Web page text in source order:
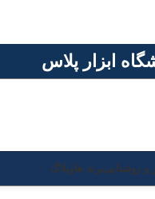
و روشناییبرند هاوبلاگ